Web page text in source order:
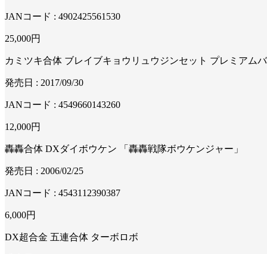
JANコード : 4902425561530
25,000円
カミツキ合体 ブレイブキョウリュウジンセット プレミアム
発売日 : 2017/09/30
JANコード : 4549660143260
12,000円
轟轟合体 DXダイボウケン 「轟轟戦隊ボウケンジャー」
発売日 : 2006/02/25
JANコード : 4543112390387
6,000円
DX超合金 五連合体 ターボロボ